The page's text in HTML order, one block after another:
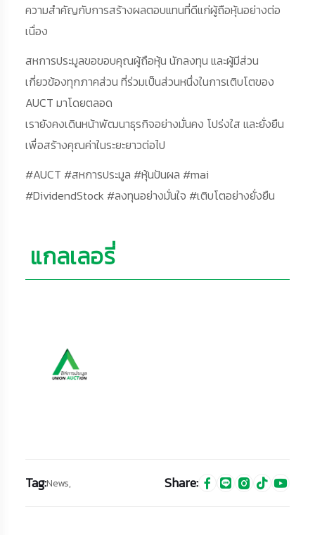
ความสำคัญกับการสร้างผลตอบแทนที่ดีแก่ผู้ถือหุ้นอย่างต่อ
เนื่อง
สหการประมูลขอขอบคุณผู้ถือหุ้น นักลงทุน และผู้มีส่วน
เกี่ยวข้องทุกภาคส่วน ที่ร่วมเป็นส่วนหนึ่งในการเติบโตของ
AUCT มาโดยตลอด
เรายังคงเดินหน้าพัฒนาธุรกิจอย่างมั่นคง โปร่งใส และยั่งยืน
เพื่อสร้างคุณค่าในระยะยาวต่อไป
#AUCT #สหการประมูล #หุ้นปันผล #mai
#DividendStock #ลงทุนอย่างมั่นใจ #เติบโตอย่างยั่งยืน
แกลเลอรี่
Tag:News, Share: